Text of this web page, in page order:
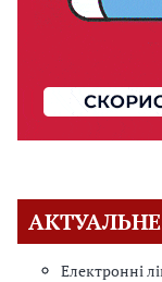
Електронні